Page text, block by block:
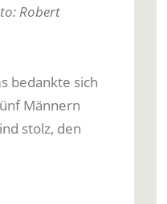
Robert
bedankte sich
Männern
stolz, den